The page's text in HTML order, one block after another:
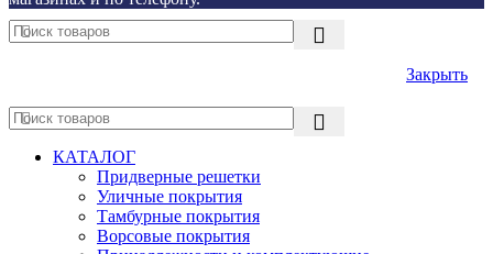
Закрыть
КАТАЛОГ
Придверные решетки
Уличные покрытия
Тамбурные покрытия
Ворсовые покрытия